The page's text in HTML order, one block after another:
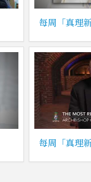
每周「真理
每周「真理